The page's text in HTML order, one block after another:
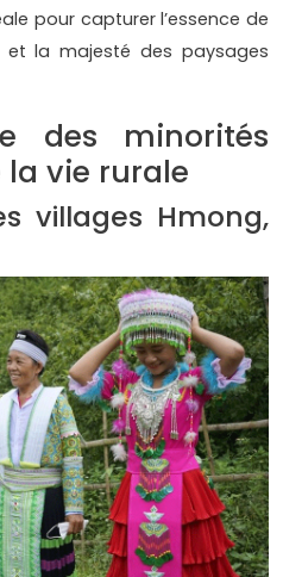
pour capturer l’essence de
et la majesté des paysages
des minorités
vie rurale
villages Hmong,